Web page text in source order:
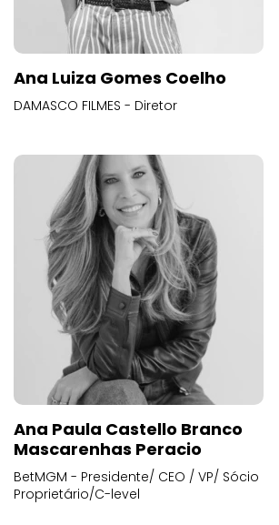
Ana Luiza Gomes Coelho
DAMASCO FILMES - Diretor
Ana Paula Castello Branco
Mascarenhas Peracio
BetMGM - Presidente/ CEO / VP/ Sócio
Proprietário/C-level